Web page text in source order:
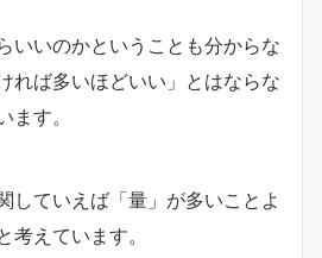
いいのかということも分からな
れば多いほどいい」とはならな
ます。
していえば「量」が多いことよ
考えています。